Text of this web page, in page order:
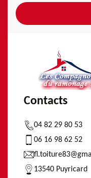
Contacts
04 82 29 80 53
06 16 98 62 52
13540 Puyricard